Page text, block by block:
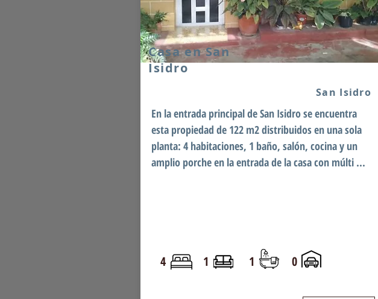
Casa en San
Isidro
San Isidro
En la entrada principal de San Isidro se encuentra
esta propiedad de 122 m2 distribuidos en una sola
planta: 4 habitaciones, 1 baño, salón, cocina y un
amplio porche en la entrada de la casa con múlti ...
4 1 1 0